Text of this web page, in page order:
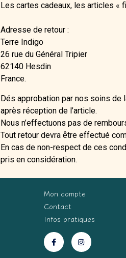
Les cartes cadeaux, les articles «
Adresse de retour :
Terre Indigo
26 rue du Général Tripier
62140 Hesdin
France.
Dés approbation par nos soins de
après réception de l’article.
Nous n’effectuons pas de
Tout retour devra être effectué
En cas de non-respect de ces
pris en considération.
Mon compte
Contact
Infos pratiques